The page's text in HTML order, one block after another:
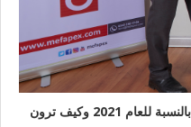
لو قمتم بتقييم عام 2020 اقتصاديا كيف كان العام بالنسبة لكم؟ وماهي اهدافكم بالنسبة للعام 2021 وكيف ترون